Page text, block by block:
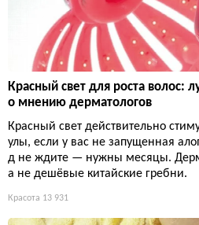
Красный свет для роста волос:
о мнению дерматологов
Красный свет действительно
улы, если у вас не запущенная
д не ждите — нужны месяцы.
а не дешёвые китайские гребни.
Красота 13 931